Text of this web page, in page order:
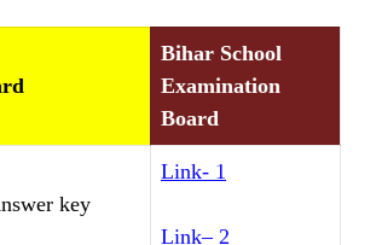
Bihar School
Examination
Board
key
Link- 1
Link– 2